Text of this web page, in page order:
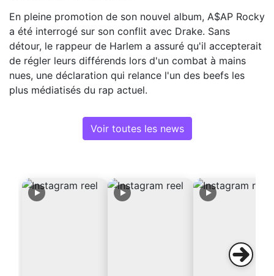
En pleine promotion de son nouvel album, A$AP Rocky
a été interrogé sur son conflit avec Drake. Sans
détour, le rappeur de Harlem a assuré qu'il accepterait
de régler leurs différends lors d'un combat à mains
nues, une déclaration qui relance l'un des beefs les
plus médiatisés du rap actuel.
Voir toutes les news